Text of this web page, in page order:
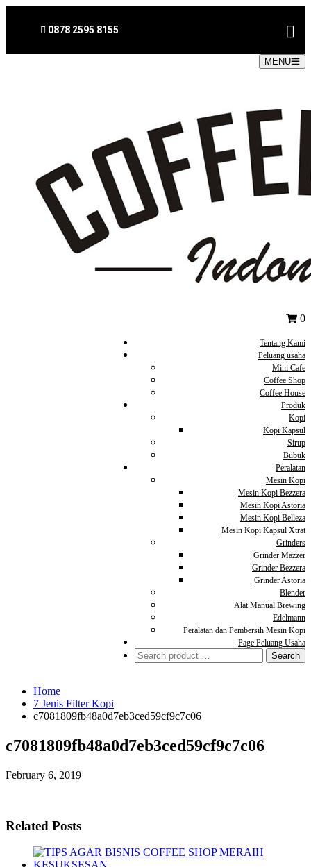
0878 2595 8155
MENU
0
Tentang Kami
Peluang usaha
Mini Cafe
Coffee Shop
Coffee House
Produk
Kopi
Kopi Kapsul
Sirup
Bubuk
Peralatan
Mesin Kopi
Mesin Kopi Bezzera
Mesin Kopi Astoria
Mesin Kopi Belleza
Mesin Kopi Kapsul Xtrat
Grinders
Grinder Mazzer
Grinder Bezzera
Grinder Astoria
Blender
Alat Manual Brewing
Edelmann
Peralatan dan Pembersih Mesin Kopi
Page Peluang Usaha
Home
7 Jenis Filter Kopi
c7081809fb48a0d7eb3ced59cf9c7c06
c7081809fb48a0d7eb3ced59cf9c7c06
February 6, 2019
Related Posts